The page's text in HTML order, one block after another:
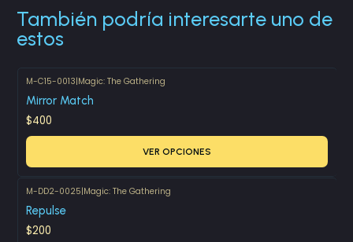
También podría interesarte uno de
estos
M-C15-0013|Magic: The Gathering
Mirror Match
$400
VER OPCIONES
M-DD2-0025|Magic: The Gathering
Repulse
$200